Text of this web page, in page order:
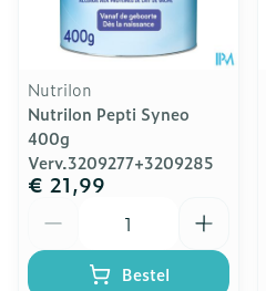
Nutrilon
Nutrilon Pepti Syneo
400g
Verv.3209277+3209285
€ 21,99
Bestel